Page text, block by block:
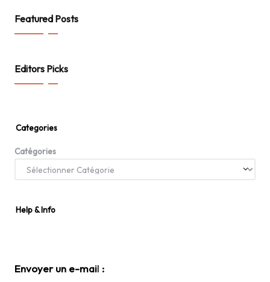
Featured Posts
Editors Picks
Categories
Catégories
Help & Info
Envoyer un e-mail :